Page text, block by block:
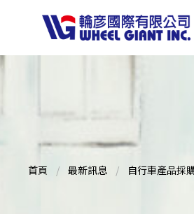
首頁 最新訊息 自行車產品採